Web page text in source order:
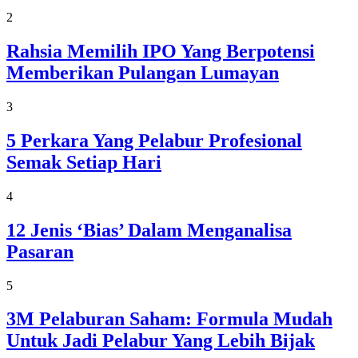
2
Rahsia Memilih IPO Yang Berpotensi
Memberikan Pulangan Lumayan
3
5 Perkara Yang Pelabur Profesional
Semak Setiap Hari
4
12 Jenis ‘Bias’ Dalam Menganalisa
Pasaran
5
3M Pelaburan Saham: Formula Mudah
Untuk Jadi Pelabur Yang Lebih Bijak